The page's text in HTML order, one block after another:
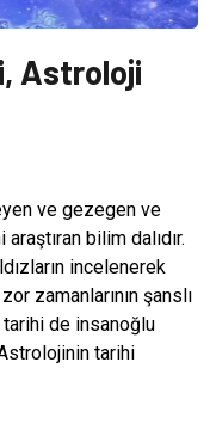
Astroloji
ve gezegen ve
bilim dalıdır.
incelenerek
zamanlarının şanslı
de insanoğlu
tarihi